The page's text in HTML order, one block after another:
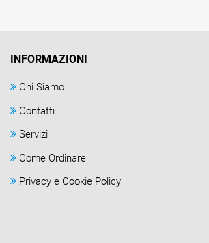
INFORMAZIONI
Chi Siamo
Contatti
Servizi
Come Ordinare
Privacy e Cookie Policy